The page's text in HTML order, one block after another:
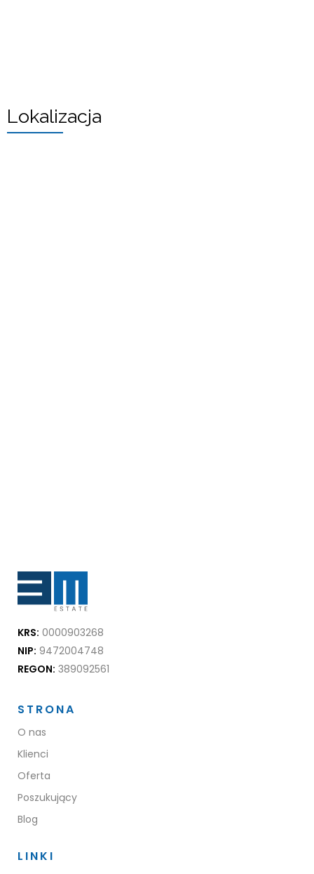
Lokalizacja
KRS: 0000903268
NIP: 9472004748
REGON: 389092561
STRONA
O nas
Klienci
Oferta
Poszukujący
Blog
LINKI